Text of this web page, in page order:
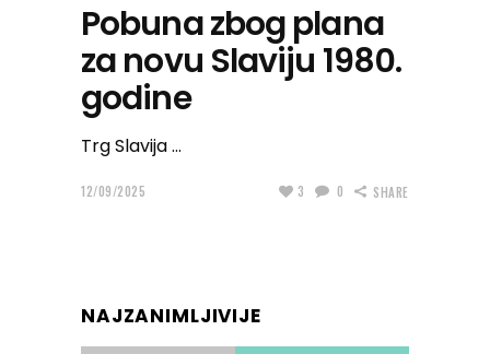
Pobuna zbog plana
za novu Slaviju 1980.
godine
Trg Slavija
12/09/2025 3 0 SHARE
NAJZANIMLJIVIJE